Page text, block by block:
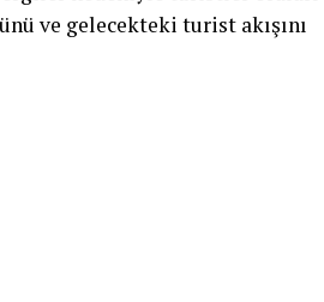
ve gelecekteki turist akışını